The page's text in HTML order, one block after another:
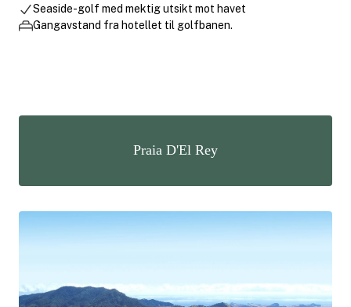
Seaside-golf med mektig utsikt mot havet
Gangavstand fra hotellet til golfbanen.
Praia D'El Rey